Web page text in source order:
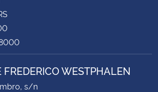
WESTPHALEN
s/n